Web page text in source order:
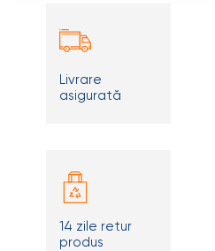
Livrare
asigurată
14 zile retur
produs